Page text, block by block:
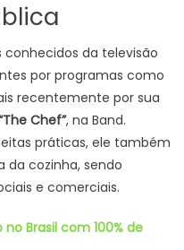
conhecidos da televisão
por programas como
recentemente por sua
Chef”, na Band.
práticas, ele também
da cozinha, sendo
e comerciais.
Brasil com 100% de